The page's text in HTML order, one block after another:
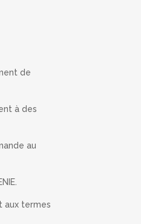
de
à des
au
aux termes